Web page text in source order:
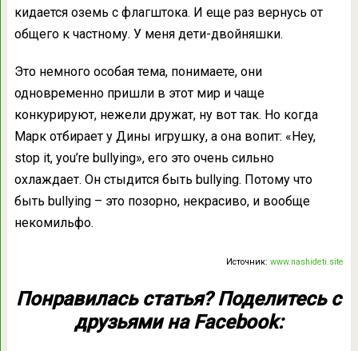
кидается оземь с флагштока. И еще раз вернусь от
общего к частному. У меня дети-двойняшки.
Это немного особая тема, понимаете, они
одновременно пришли в этот мир и чаще
конкурируют, нежели дружат, ну вот так. Но когда
Марк отбирает у Дины игрушку, а она вопит: «Hey,
stop it, you’re bullying», его это очень сильно
охлаждает. Он стыдится быть bullying. Потому что
быть bullying – это позорно, некрасиво, и вообще
некомильфо.
Источник:www.nashideti.site
Понравилась статья? Поделитесь с
друзьями на Facebook: